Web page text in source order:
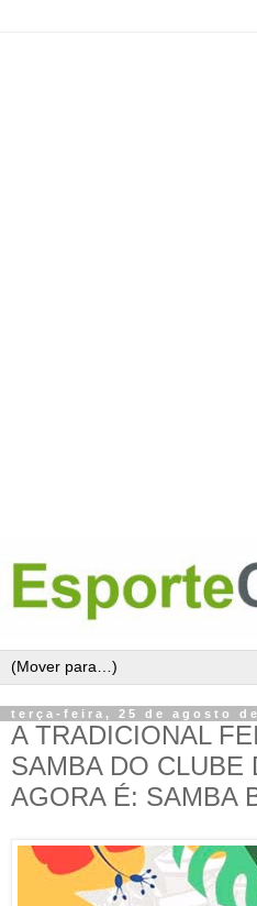
terça-feira, 25 de agosto de
A TRADICIONAL
SAMBA DO CLUBE
AGORA É: SAMBA